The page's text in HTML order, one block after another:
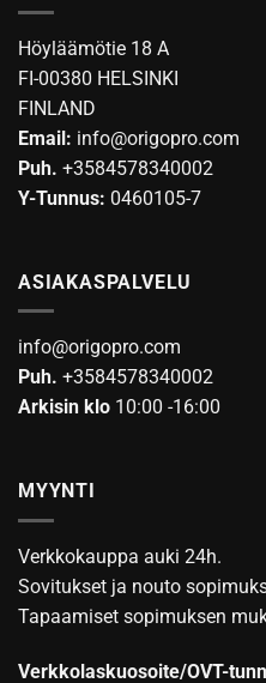
tehdä
valinnat
sivulla.
Höyläämötie 18 A
FI-00380 HELSINKI
FINLAND
Email: info@origopro.com
Puh. +3584578340002
Y-Tunnus: 0460105-7
ASIAKASPALVELU
info@origopro.com
Puh. +3584578340002
Arkisin klo 10:00 -16:00
MYYNTI
Verkkokauppa auki 24h.
Sovitukset ja nouto
Tapaamiset sopimuksen
Verkkolaskuosoite/OVT-